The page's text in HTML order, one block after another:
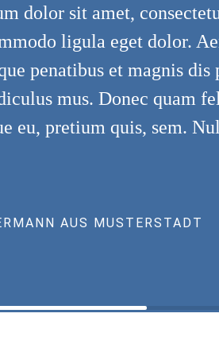
dolor sit amet,
ligula eget dolor.
penatibus et magnis dis
mus. Donec quam
eu, pretium quis, sem.
AUS MUSTERSTADT